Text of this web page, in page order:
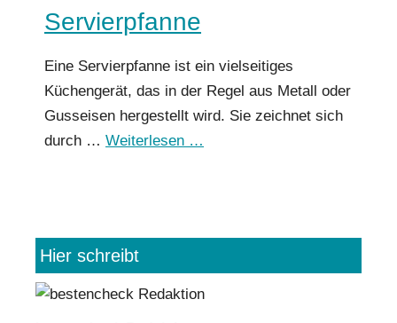
Servierpfanne
Eine Servierpfanne ist ein vielseitiges
Küchengerät, das in der Regel aus Metall oder
Gusseisen hergestellt wird. Sie zeichnet sich
durch … Weiterlesen …
Hier schreibt